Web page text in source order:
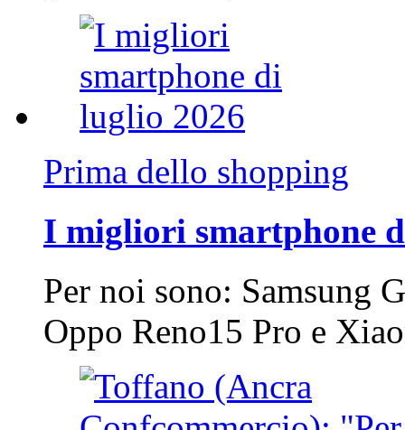
Prima dello shopping
I migliori smartphone
Per noi sono: Samsung
Oppo Reno15 Pro e